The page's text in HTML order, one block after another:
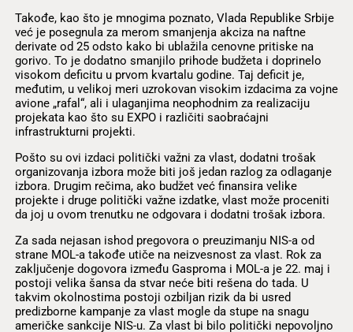
Takođe, kao što je mnogima poznato, Vlada Republike Srbije
već je posegnula za merom smanjenja akciza na naftne
derivate od 25 odsto kako bi ublažila cenovne pritiske na
gorivo. To je dodatno smanjilo prihode budžeta i doprinelo
visokom deficitu u prvom kvartalu godine. Taj deficit je,
međutim, u velikoj meri uzrokovan visokim izdacima za vojne
avione „rafal“, ali i ulaganjima neophodnim za realizaciju
projekata kao što su EXPO i različiti saobraćajni
infrastrukturni projekti.
Pošto su ovi izdaci politički važni za vlast, dodatni trošak
organizovanja izbora može biti još jedan razlog za odlaganje
izbora. Drugim rečima, ako budžet već finansira velike
projekte i druge politički važne izdatke, vlast može proceniti
da joj u ovom trenutku ne odgovara i dodatni trošak izbora.
Za sada nejasan ishod pregovora o preuzimanju NIS-a od
strane MOL-a takođe utiče na neizvesnost za vlast. Rok za
zaključenje dogovora između Gasproma i MOL-a je 22. maj i
postoji velika šansa da stvar neće biti rešena do tada. U
takvim okolnostima postoji ozbiljan rizik da bi usred
predizborne kampanje za vlast mogle da stupe na snagu
američke sankcije NIS-u. Za vlast bi bilo politički nepovoljno